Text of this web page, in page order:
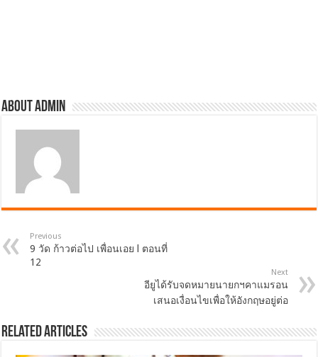
About admin
Previous
9 วัด ก้าวต่อไป เพื่อนเอย l ตอนที่
12
Next
อียูได้รับจดหมายนายกฯคาแมรอน
เสนอเงื่อนไขเพื่อให้อังกฤษอยู่ต่อ
Related Articles